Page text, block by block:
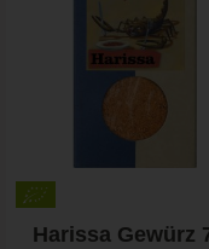
Harissa Gewürz